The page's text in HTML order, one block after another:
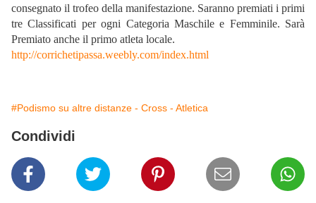
consegnato il trofeo della manifestazione. Saranno premiati i primi
tre Classificati per ogni Categoria Maschile e Femminile. Sarà
Premiato anche il primo atleta locale.
http://corrichetipassa.weebly.com/index.html
#Podismo su altre distanze - Cross - Atletica
Condividi